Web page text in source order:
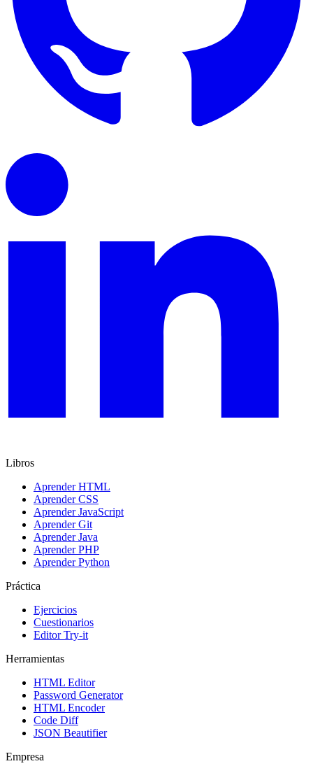
Libros
Aprender HTML
Aprender CSS
Aprender JavaScript
Aprender Git
Aprender Java
Aprender PHP
Aprender Python
Práctica
Ejercicios
Cuestionarios
Editor Try-it
Herramientas
HTML Editor
Password Generator
HTML Encoder
Code Diff
JSON Beautifier
Empresa